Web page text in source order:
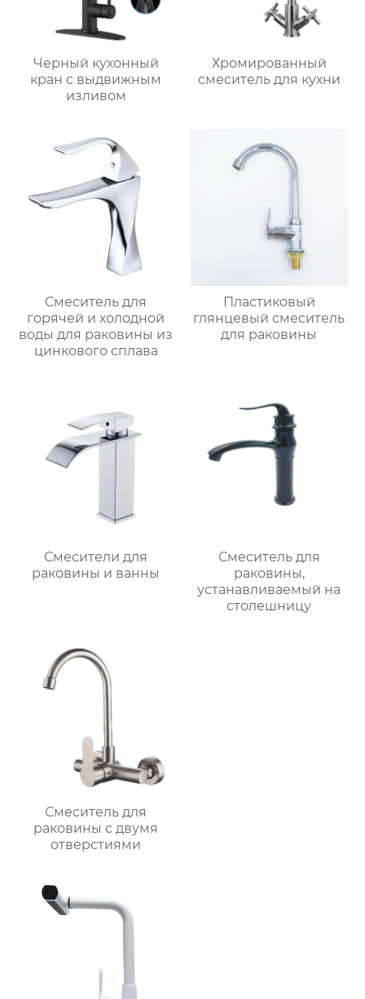
Черный кухонный
кран с выдвижным
изливом
Хромированный
смеситель для кухни
Смеситель для
горячей и холодной
воды для раковины из
цинкового сплава
Пластиковый
глянцевый смеситель
для раковины
Смесители для
раковины и ванны
Смеситель для
раковины,
устанавливаемый на
столешницу
Смеситель для
раковины с двумя
отверстиями